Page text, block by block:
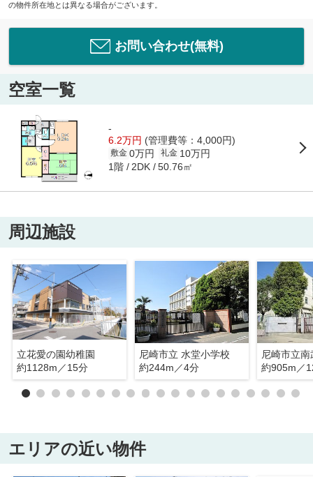
の物件所在地とは異なる場合がございます。
お問い合わせ(無料)
空室一覧
-
6.2万円 (管理費等：4,000円)
敷金 0万円 礼金 10万円
1階 2DK 50.76㎡
周辺施設
立花愛の園幼稚園
約1128m／15分
尼崎市立 水堂小学校
約244m／4分
約905m／
エリアの近い物件